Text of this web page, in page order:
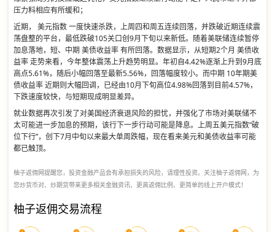
压力料相应有所缓和；
近期， 美元指数 一度快速杀跌，上周四和周五连续回落，并跌破近期连续震
荡盘整的平台，最低跌破105关口创9月下旬以来新低。随着美联储连续暂停
加息落地，短、中期 美债收益率 有所回落。数据显示，从短期2个月 美债收
益率 走势来看，今年整体震荡上升趋势明显。年初自4.42%逐渐上升到9月底
高点5.61%，随后小幅回落至最新5.56%，回落幅度较小。而中期 10年期美
债收益率 近期则大幅回调，已经由10月下旬高位4.98%回落到目前4.57%，
下跌速度较快，与短期现成明显差异。
就业数据再次引发了对美国经济衰退风险的担忧，并强化了市场对美联储不
太可能进一步加息的预期，该行下一步行动可能是降息。上周五美元指数“破
位下行”，创下7月中旬以来最大单周跌幅，现在看来美元和美债收益率可能
都已触顶。
柚子返佣网提醒您，投资金融产品会有承担损失的风险，请理性投资。关注柚子返佣网，为
您炒货币对、炒期货带来更多相关金融资讯、更高返佣比例、更简单的线上开户模式！
柚子返佣交易流程